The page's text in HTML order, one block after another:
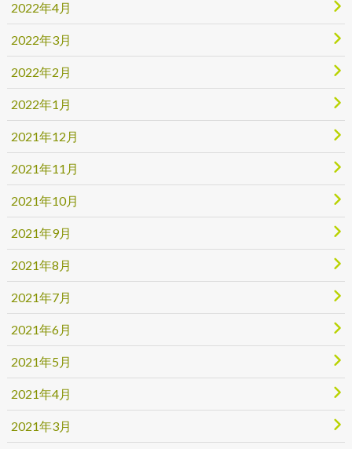
2022年4月
2022年3月
2022年2月
2022年1月
2021年12月
2021年11月
2021年10月
2021年9月
2021年8月
2021年7月
2021年6月
2021年5月
2021年4月
2021年3月